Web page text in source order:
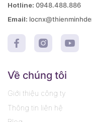
Hotline: 0948.488.886
Email:
Về chúng tôi
Giới thiệu công ty
Thông tin liên hệ